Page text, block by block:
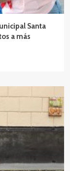
Santa
a más